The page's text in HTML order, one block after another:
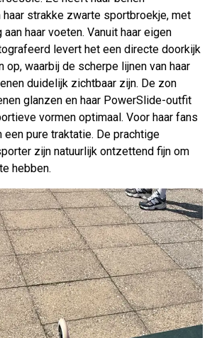
strakke zwarte sportbroekje, met
haar voeten. Vanuit haar eigen
levert het een directe doorkijk
op, waarbij de scherpe lijnen van haar
duidelijk zichtbaar zijn. De zon
glanzen en haar PowerSlide-outfit
vormen optimaal. Voor haar fans
pure traktatie. De prachtige
zijn natuurlijk ontzettend fijn om
hebben.